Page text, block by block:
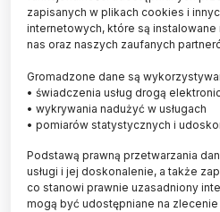
zapisanych w plikach cookies i
internetowych, które są instalowane
nas oraz naszych zaufanych
Gromadzone dane są
• świadczenia usług drogą
• wykrywania nadużyć w usługach
• pomiarów statystycznych i
Podstawą prawną przetwarzania
usługi i jej doskonalenie, a także
co stanowi prawnie uzasadniony
mogą być udostępniane na